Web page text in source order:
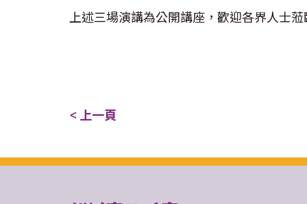
上述三場演講為公開講座，歡迎各界人士
< 上一頁